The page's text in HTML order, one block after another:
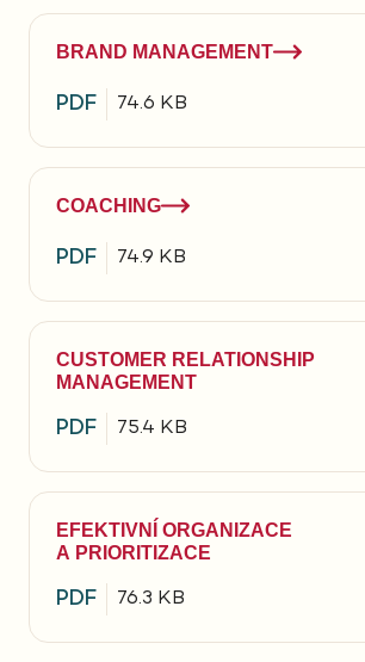
BRAND MANAGEMENT
PDF 74.6 KB
COACHING
PDF 74.9 KB
CUSTOMER RELATIONSHIP
MANAGEMENT
PDF 75.4 KB
EFEKTIVNÍ ORGANIZACE
A PRIORITIZACE
PDF 76.3 KB